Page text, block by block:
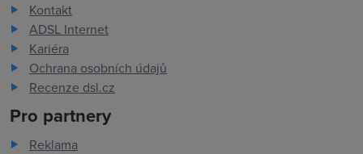
Kontakt
ADSL Internet
Kariéra
Ochrana osobních údajů
Recenze dsl.cz
Pro partnery
Reklama